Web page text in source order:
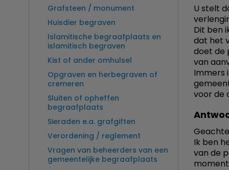
Grafsteen / monument
Huisdier begraven
Islamitische begraafplaats en
islamitisch begraven
Kist of ander omhulsel
Opgraven en herbegraven of
cremeren
Sluiten of opheffen
begraafplaats
Sieraden e.a. grafgiften
Verordening / reglement
Vragen van beheerders van een
gemeentelijke begraafplaats
U stelt
Dit ben
dat het
doet de
van
Immers
voor de
Ik ben
van de